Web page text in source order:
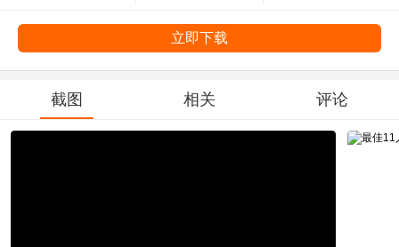
立即下载
截图 相关 评论